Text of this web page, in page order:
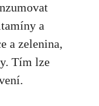
a
a⁣ zelenina,
Tím lze